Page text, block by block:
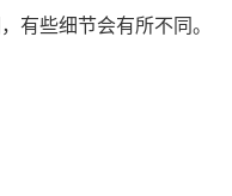
有些细节会有所不同。